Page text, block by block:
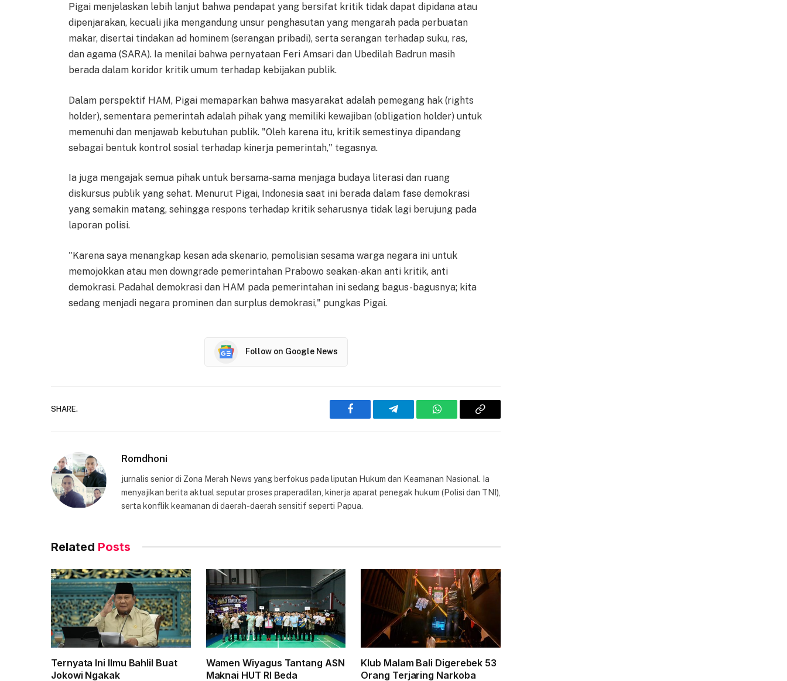
Pigai menjelaskan lebih lanjut bahwa pendapat yang bersifat kritik tidak dapat dipidana atau
dipenjarakan, kecuali jika mengandung unsur penghasutan yang mengarah pada perbuatan
makar, disertai tindakan ad hominem (serangan pribadi), serta serangan terhadap suku, ras,
dan agama (SARA). Ia menilai bahwa pernyataan Feri Amsari dan Ubedilah Badrun masih
berada dalam koridor kritik umum terhadap kebijakan publik.
Dalam perspektif HAM, Pigai memaparkan bahwa masyarakat adalah pemegang hak (rights
holder), sementara pemerintah adalah pihak yang memiliki kewajiban (obligation holder) untuk
memenuhi dan menjawab kebutuhan publik. "Oleh karena itu, kritik semestinya dipandang
sebagai bentuk kontrol sosial terhadap kinerja pemerintah," tegasnya.
Ia juga mengajak semua pihak untuk bersama-sama menjaga budaya literasi dan ruang
diskursus publik yang sehat. Menurut Pigai, Indonesia saat ini berada dalam fase demokrasi
yang semakin matang, sehingga respons terhadap kritik seharusnya tidak lagi berujung pada
laporan polisi.
"Karena saya menangkap kesan ada skenario, pemolisian sesama warga negara ini untuk
memojokkan atau men downgrade pemerintahan Prabowo seakan-akan anti kritik, anti
demokrasi. Padahal demokrasi dan HAM pada pemerintahan ini sedang bagus-bagusnya; kita
sedang menjadi negara prominen dan surplus demokrasi," pungkas Pigai.
Follow on Google News
SHARE.
Facebook Telegram WhatsAppCopy
Romdhoni
jurnalis senior di Zona Merah News yang berfokus pada liputan Hukum dan Keamanan Nasional. Ia
menyajikan berita aktual seputar proses praperadilan, kinerja aparat penegak hukum (Polisi dan TNI),
serta konflik keamanan di daerah-daerah sensitif seperti Papua.
Related Posts
Ternyata Ini Ilmu Bahlil Buat
Jokowi Ngakak
Wamen Wiyagus Tantang ASN
Maknai HUT RI Beda
Klub Malam Bali Digerebek 53
Orang Terjaring Narkoba